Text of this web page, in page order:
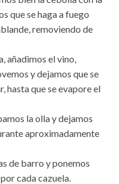
que se haga a fuego
removiendo de
añadimos el vino,
y dejamos que se
hasta que se evapore el
la olla y dejamos
aproximadamente
de barro y ponemos
cada cazuela.